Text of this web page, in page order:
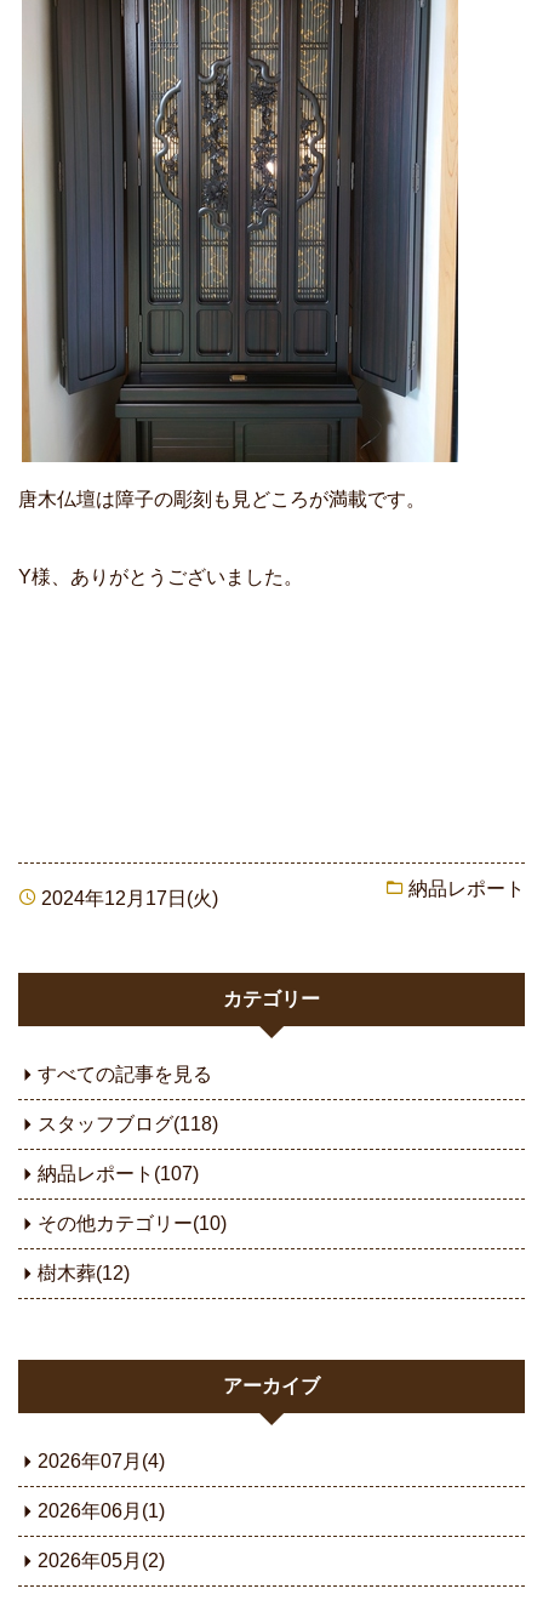
唐木仏壇は障子の彫刻も見どころが満載です。
Y様、ありがとうございました。
納品レポート
2024年12月17日(火)
カテゴリー
すべての記事を見る
スタッフブログ(118)
納品レポート(107)
その他カテゴリー(10)
樹木葬(12)
アーカイブ
2026年07月(4)
2026年06月(1)
2026年05月(2)